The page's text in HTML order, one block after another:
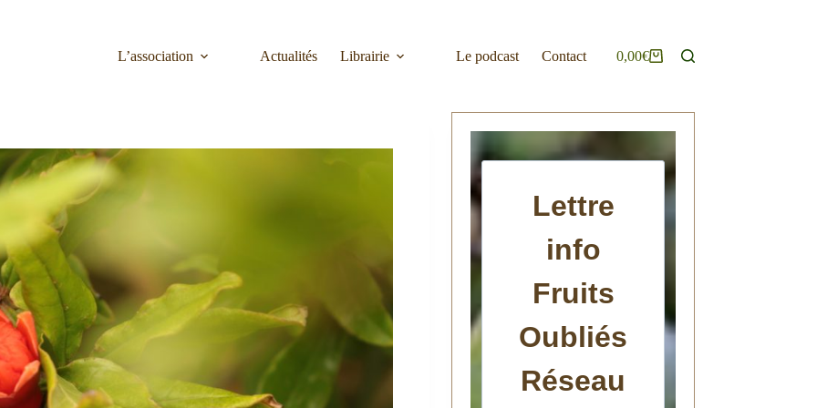
L’association
Actualités Librairie Le podcast Contact
Panier
0,00€
Lettre
info
Fruits
Oubliés
Réseau